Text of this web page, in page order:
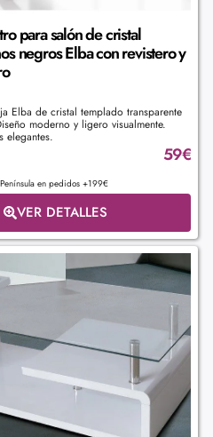
para salón de cristal
negros Elba con revistero y
Elba de cristal templado transparente
moderno y ligero visualmente.
elegantes.
59€
en pedidos +199€
VER DETALLES